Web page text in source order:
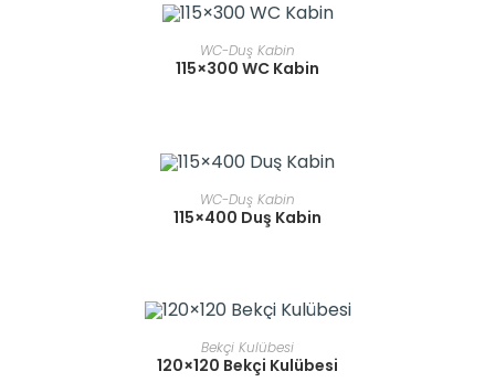
READ MORE
WC-Duş Kabin
115×300 WC Kabin
READ MORE
WC-Duş Kabin
115×400 Duş Kabin
READ MORE
Bekçi Kulübesi
120×120 Bekçi Kulübesi